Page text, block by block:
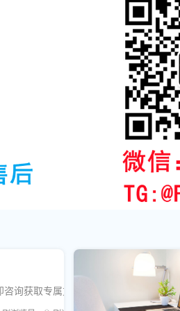
询获取专属方案！